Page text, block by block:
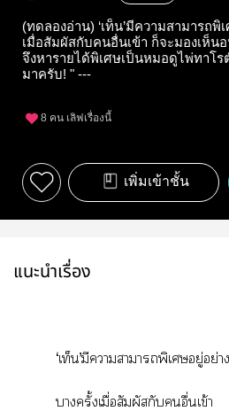
(ทดลองอ่าน) ‘เท็น’มีความสามารถพิเศษอ
เมื่อสัมผัสกับคนอื่นเข้า ก็จะมองเห็นอนาคตของคนๆ นั้นได้! เขา
จึงหารายได้พิเศษเป็นหมอดูไพ่ทาโรต์ "ค่าครูร้อยเดียวเลี้ยวเ
มาครับ! " ---
8 คน เลิฟเรื่องนี้
เพิ่มเข้าชั้น
แนะนำเรื่อง
‘เท็น’มีาาาพิเศษอยู่อย่
าครั้งเมื่อสัมผัสกับอื่นเข้า